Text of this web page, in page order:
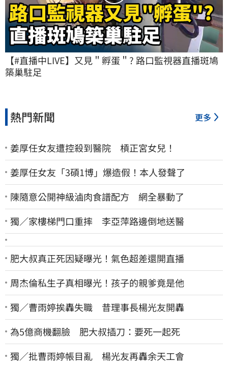
【#直播中LIVE】又見＂孵蛋＂? 路口監視器直播斑鳩
築巢駐足
熱門新聞 更多
姜厚任女友遭控殺到醫院 槓正宮女兒！
姜厚任女友「3碩1博」爆造假！本人發聲了
陳隨意公開神級滷肉食譜配方 網全暴動了
獨／家樓梯門口重摔 李亞萍路邊倒地送醫
肥大叔真正死因疑曝光！氣色超差還開直播
周杰倫私生子真相曝光！孩子的親爹竟是他
獨／曹雨婷挨轟失職 昔理事長楊光友開轟
為5億商機翻臉 肥大叔插刀：要死一起死
獨／批曹雨婷帳目亂 楊光友再轟余天工會